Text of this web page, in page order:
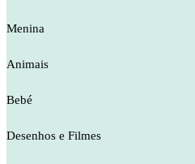
Menina
Animais
Bebé
Desenhos e Filmes